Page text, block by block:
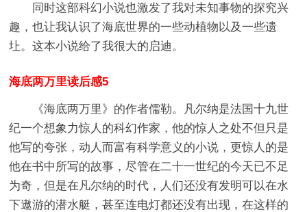
同时这部科幻小说也激发了我对未知事物的探究兴
趣，也让我认识了海底世界的一些动植物以及一些遗
圵。这本小说给了我很大的启迪。
海底两万里读后感5
《海底两万里》的作者儒勒。凡尔纳是法国十九世
纪一个想象力惊人的科幻作家，他的惊人之处不但只是
他写的夸张，动人而富有科学意义的小说，更惊人的是
他在书中所写的故事，尽管在二十一世纪的今天已不足
为奇，但是在凡尔纳的时代，人们还没有发明可以在水
下遨游的潜水艇，甚至连电灯都还没有出现，在这样的